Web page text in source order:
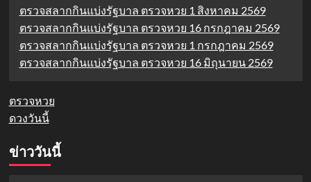
ตรวจสลากกินแบ่งรัฐบาล ตรวจหวย 1 สิงหาคม 2569
ตรวจสลากกินแบ่งรัฐบาล ตรวจหวย 16 กรกฎาคม 2569
ตรวจสลากกินแบ่งรัฐบาล ตรวจหวย 1 กรกฎาคม 2569
ตรวจสลากกินแบ่งรัฐบาล ตรวจหวย 16 มิถุนายน 2569
ตรวจหวย
ดวงวันนี้
ข่าววันนี้